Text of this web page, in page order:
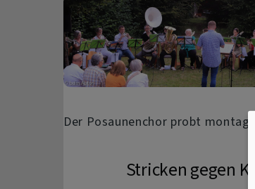
Der Posaunenchor probt montags
Stricken gegen